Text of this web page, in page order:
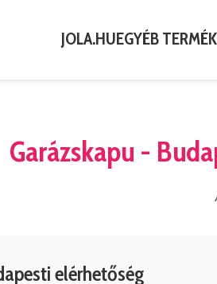
JOLA.HUEGYÉB
Garázskapu -
elérhetőség